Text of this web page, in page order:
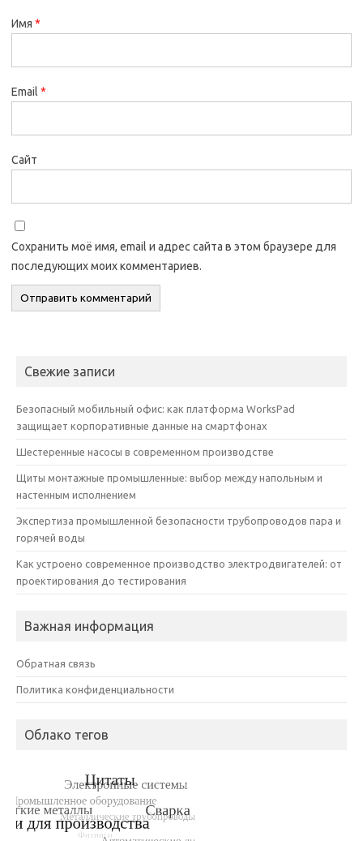
Имя *
Email *
Сайт
Сохранить моё имя, email и адрес сайта в этом браузере для
последующих моих комментариев.
Свежие записи
Безопасный мобильный офис: как платформа WorksPad
защищает корпоративные данные на смартфонах
Шестеренные насосы в современном производстве
Щиты монтажные промышленные: выбор между напольным и
настенным исполнением
Экспертиза промышленной безопасности трубопроводов пара и
горячей воды
Как устроено современное производство электродвигателей: от
проектирования до тестирования
Важная информация
Обратная связь
Политика конфиденциальности
Облако тегов